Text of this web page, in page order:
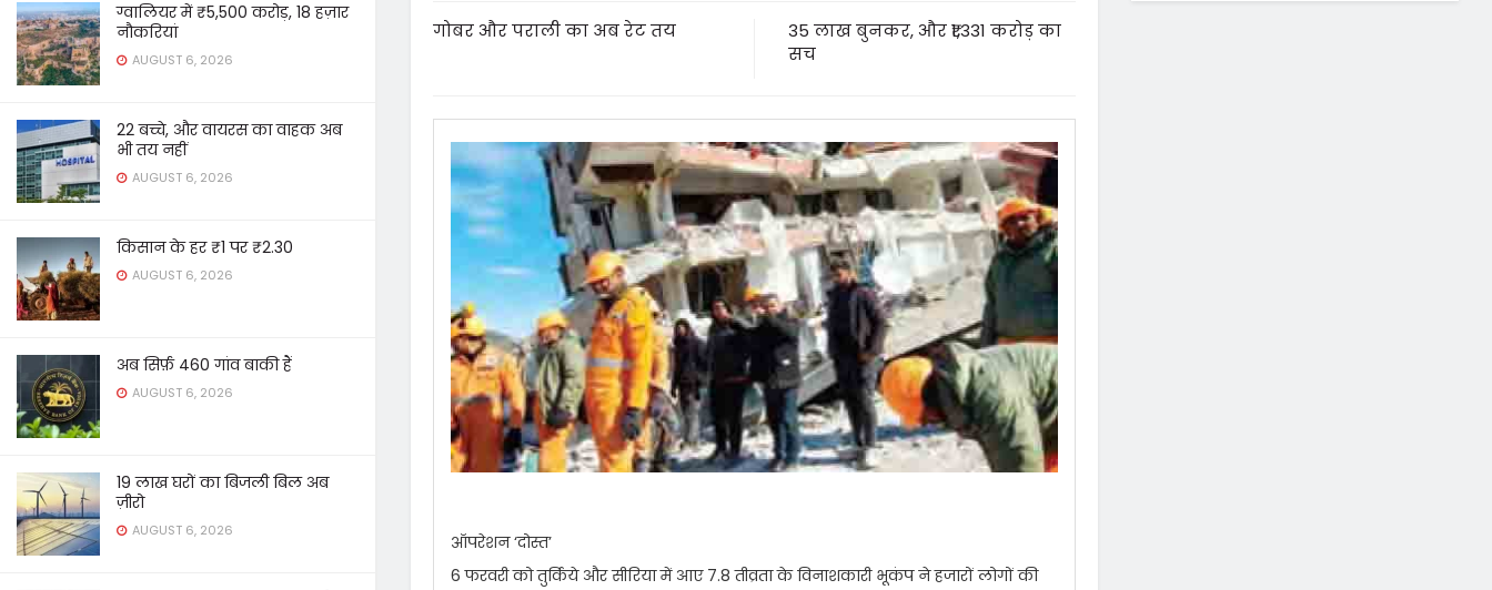
ग्वालियर में ₹5,500 करोड़, 18 हज़ार
नौकरियां
AUGUST 6, 2026
22 बच्चे, और वायरस का वाहक अब
भी तय नहीं
AUGUST 6, 2026
किसान के हर ₹1 पर ₹2.30
AUGUST 6, 2026
अब सिर्फ़ 460 गांव बाकी हैं
AUGUST 6, 2026
19 लाख घरों का बिजली बिल अब
ज़ीरो
AUGUST 6, 2026
गोबर और पराली का अब रेट तय
35 लाख बुनकर, और ₹1,331 करोड़ का
सच
ऑपरेशन ‘दोस्त’
6 फरवरी को तुर्किये और सीरिया में आए 7.8 तीव्रता के विनाशकारी भूकंप ने हजारों लोगों की